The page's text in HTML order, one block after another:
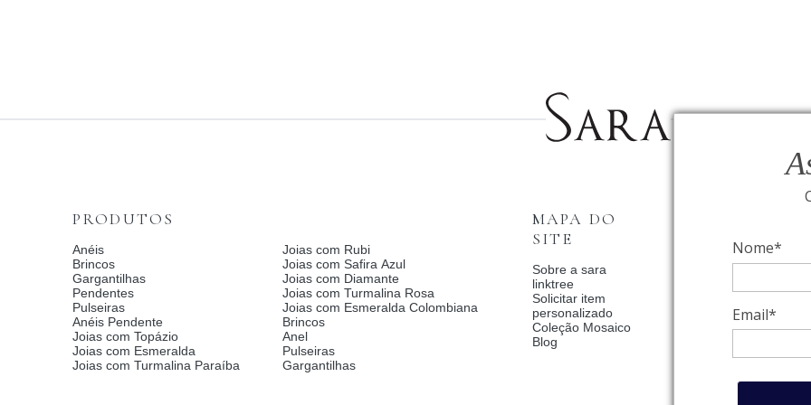
Nome*
Email*
Fale Conosco
Relógios BVLGARI
Condições de
Catalogo Dia Dos
Meus pedidos
MAPA DO
SITE
Sobre a sara
linktree
Solicitar item
personalizado
Blog
Coleção Mosaico
PRODUTOS
Anéis
Brincos
Gargantilhas
Pendentes
Pulseiras
Anéis Pendente
Joias com Topázio
Joias com Esmeralda
Joias com Turmalina Paraíba
Joias com Rubi
Joias com Safira Azul
Joias com Diamante
Joias com Turmalina Rosa
Joias com Esmeralda Colombiana
Brincos
Anel
Pulseiras
Gargantilhas